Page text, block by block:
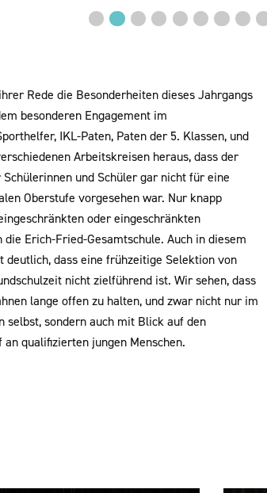
Rede die Besonderheiten dieses Jahrgangs
besonderen Engagement im
IKL-Paten, Paten der 5. Klassen, und
Arbeitskreisen heraus, dass der
und Schüler gar nicht für eine
Oberstufe vorgesehen war. Nur knapp
oder eingeschränkten
Erich-Fried-Gesamtschule. Auch in diesem
dass eine frühzeitige Selektion von
nicht zielführend ist. Wir sehen, dass
lange offen zu halten, und zwar nicht nur im
selbst, sondern auch mit Blick auf den
qualifizierten jungen Menschen.